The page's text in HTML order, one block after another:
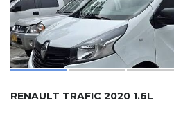
RENAULT TRAFIC 2020 1.6L